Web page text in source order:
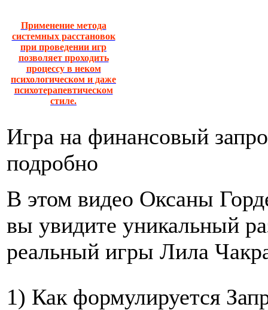
Применение метода
системных расстановок
при проведении игр
позволяет проходить
процессу в неком
психологическом и даже
психотерапевтическом
стиле.
Игра на финансовый
подробно
В этом видео Оксаны
вы увидите уникальный
реальный игры Лила
1) Как формулируется